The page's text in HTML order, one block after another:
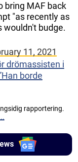
bring MAF back
"as recently as
wouldn't budge.
11, 2021
drömassisten i
borde
rapportering.